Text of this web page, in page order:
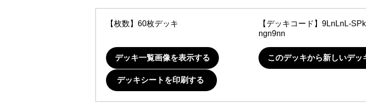
【枚数】60枚デッキ 【デッキコード】 9LnLnL-
ngn9nn
デッキ一覧画像を表示する このデッキから新しいデッ
デッキシートを印刷する